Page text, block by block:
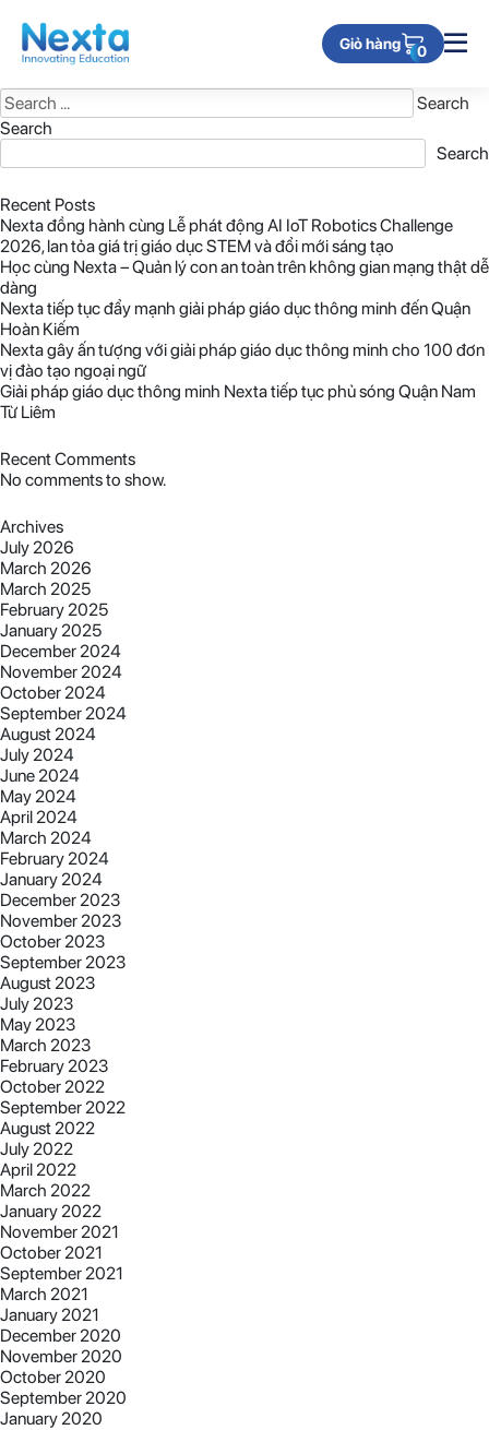
Giỏ hàng 0
It seems we can’t find what you’re looking for. Perhaps searching can
Search
for:
Search
Search
Recent Posts
Nexta đồng hành cùng Lễ phát động AI IoT Robotics Challenge
2026, lan tỏa giá trị giáo dục STEM và đổi mới sáng tạo
Học cùng Nexta – Quản lý con an toàn trên không gian mạng thật dễ
dàng
Nexta tiếp tục đẩy mạnh giải pháp giáo dục thông minh đến Quận
Hoàn Kiếm
Nexta gây ấn tượng với giải pháp giáo dục thông minh cho 100 đơn
vị đào tạo ngoại ngữ
Giải pháp giáo dục thông minh Nexta tiếp tục phủ sóng Quận Nam
Từ Liêm
Recent Comments
No comments to show.
Archives
July 2026
March 2026
March 2025
February 2025
January 2025
December 2024
November 2024
October 2024
September 2024
August 2024
July 2024
June 2024
May 2024
April 2024
March 2024
February 2024
January 2024
December 2023
November 2023
October 2023
September 2023
August 2023
July 2023
May 2023
March 2023
February 2023
October 2022
September 2022
August 2022
July 2022
April 2022
March 2022
January 2022
November 2021
October 2021
September 2021
March 2021
January 2021
December 2020
November 2020
October 2020
September 2020
January 2020